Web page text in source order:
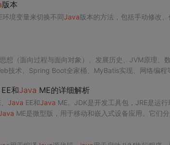
版本
环境变量来切换不同Java版本的方法，包括手动修改
想（面向过程与面向对象）、发展历史、JVM原理、
技术、Spring Boot全家桶、MyBatis实现、网络编程
EE和Java ME的详细解析
Java EE和Java ME。JDK是开发工具包，JRE是运行
ME是微型版，用于移动和嵌入式设备应用。它们